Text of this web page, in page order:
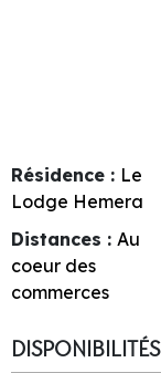
Résidence : Le
Lodge Hemera
Distances : Au
coeur des
commerces
DISPONIBILITÉS